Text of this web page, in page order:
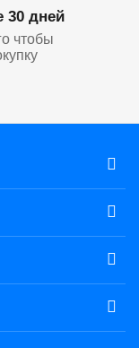
30 дней
чтобы